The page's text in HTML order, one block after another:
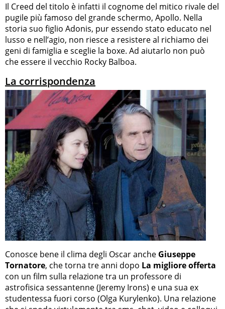
Il Creed del titolo è infatti il cognome del mitico rivale del
pugile più famoso del grande schermo, Apollo. Nella
storia suo figlio Adonis, pur essendo stato educato nel
lusso e nell’agio, non riesce a resistere al richiamo dei
geni di famiglia e sceglie la boxe. Ad aiutarlo non può
che essere il vecchio Rocky Balboa.
La corrispondenza
Conosce bene il clima degli Oscar anche Giuseppe
Tornatore, che torna tre anni dopo La migliore offerta
con un film sulla relazione tra un professore di
astrofisica sessantenne (Jeremy Irons) e una sua ex
studentessa fuori corso (Olga Kurylenko). Una relazione